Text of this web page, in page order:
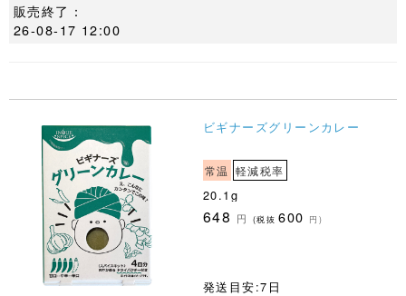
販売終了：
26-08-17 12:00
ビギナーズグリーンカレー
常温 軽減税率
20.1g
648 円 (税抜600 円)
発送目安:7日